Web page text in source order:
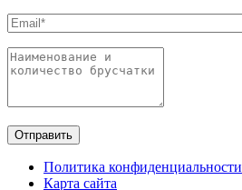
Отправить
Политика конфиденциальности
Карта сайта